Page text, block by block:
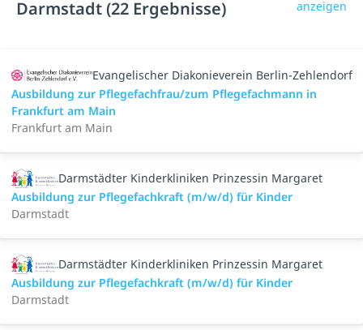
Darmstadt (22 Ergebnisse)
anzeigen
Evangelischer Diakonieverein Berlin-Zehlendorf
Ausbildung zur Pflegefachfrau/zum Pflegefachmann in
Frankfurt am Main
Frankfurt am Main
Darmstädter Kinderkliniken Prinzessin Margaret
Ausbildung zur Pflegefachkraft (m/w/d) für Kinder
Darmstadt
Darmstädter Kinderkliniken Prinzessin Margaret
Ausbildung zur Pflegefachkraft (m/w/d) für Kinder
Darmstadt